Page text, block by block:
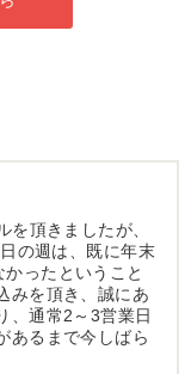
頂きましたが、
の週は、既に年末
ったということ
みを頂き、誠にあ
、通常2～3営業日
あるまで今しばら